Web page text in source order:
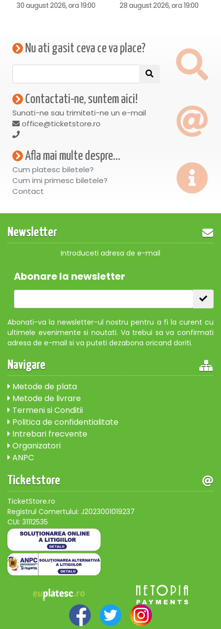
30 august 2026, ora 19:00 28 august 2026, ora 19:00
Nu ati gasit ceva ce va place?
Contactati-ne, suntem aici!
Sunati-ne sau trimiteti-ne un e-mail
office@ticketstore.ro
Afla mai multe despre...
Cum platesc biletele?
Cum imi primesc biletele?
Contact
Newsletter
Introduceti adresa de e-mail
Abonare la newsletter
Abonati-va la newsletter-ul nostru pentru a fi la curent cu
ultimele evenimente si noutati. Va trebui sa va confirmati
adresa de e-mail si va puteti dezabona oricand doriti.
Navigare
Metode de plata
Metode de livrare
Termeni si Conditii
Politica de confidentialitate
Intrebari frecvente
Organizatori
ANPC
Ticketstore
TicketStore.ro
Registrul Comertului: J2023001019237
CUI: 31112535